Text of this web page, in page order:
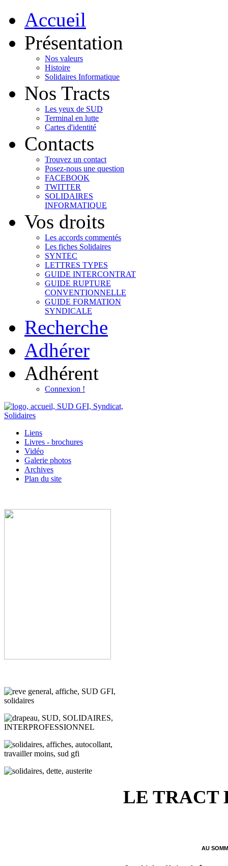
Accueil
Présentation
Nos valeurs
Histoire
Solidaires Informatique
Nos Tracts
Les yeux de SUD
Terminal en lutte
Cartes d'identité
Contacts
Trouvez un contact
Posez-nous une question
FACEBOOK
TWITTER
SOLIDAIRES
INFORMATIQUE
Vos droits
Les accords commentés
Les fiches Solidaires
SYNTEC
LETTRES TYPES
GUIDE INTERCONTRAT
GUIDE RUPTURE
CONVENTIONNELLE
GUIDE FORMATION
SYNDICALE
Recherche
Adhérer
Adhérent
Connexion !
Liens
Livres - brochures
Vidéo
Galerie photos
Archives
Plan du site
LE TRACT
AU